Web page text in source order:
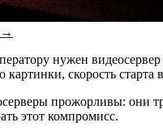
→
нужен
картинки, скорость
прожорливы: они
этот компромисс.